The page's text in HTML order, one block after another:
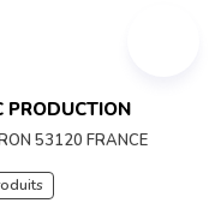
PRODUCTION
53120 FRANCE